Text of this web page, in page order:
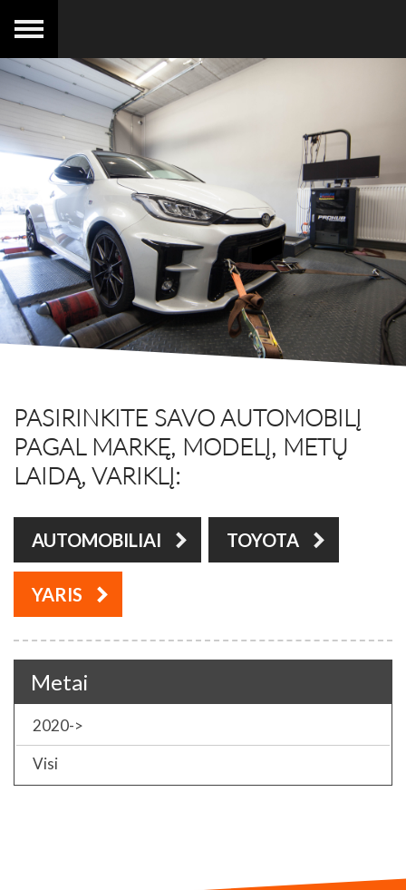
PASIRINKITE SAVO AUTOMOBILĮ
PAGAL MARKĘ, MODELĮ, METŲ
LAIDĄ, VARIKLĮ:
AUTOMOBILIAI TOYOTA
YARIS
Metai
2020->
Visi